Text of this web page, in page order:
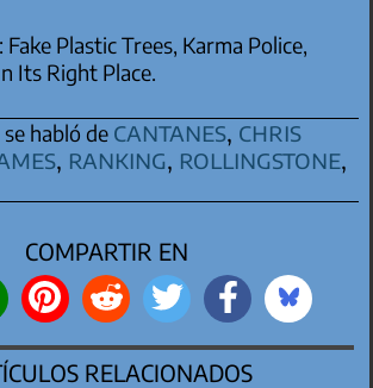
Fake Plastic Trees, Karma Police,
Its Right Place.
habló de cantanes, chris
, ranking, rollingstone,
COMPARTIR EN
RELACIONADOS